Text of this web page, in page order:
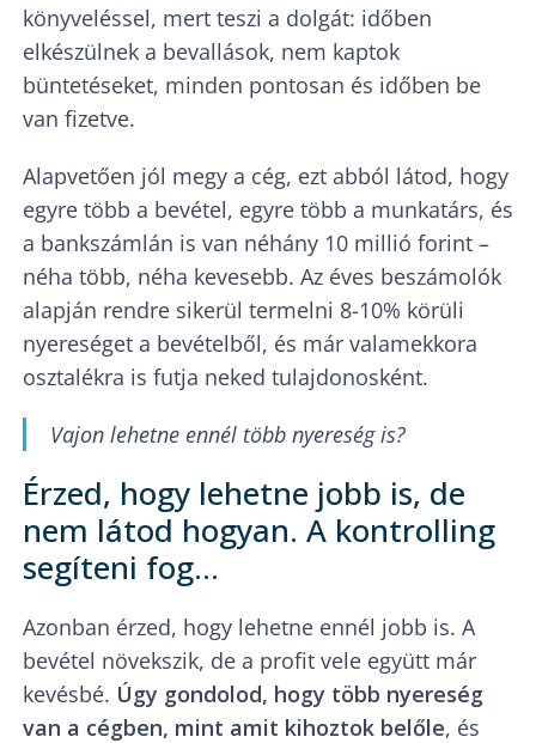
könyveléssel, mert teszi a dolgát: időben
elkészülnek a bevallások, nem kaptok
büntetéseket, minden pontosan és időben be
van fizetve.
Alapvetően jól megy a cég, ezt abból látod, hogy
egyre több a bevétel, egyre több a munkatárs, és
a bankszámlán is van néhány 10 millió forint –
néha több, néha kevesebb. Az éves beszámolók
alapján rendre sikerül termelni 8-10% körüli
nyereséget a bevételből, és már valamekkora
osztalékra is futja neked tulajdonosként.
Vajon lehetne ennél több nyereség is?
Érzed, hogy lehetne jobb is, de
nem látod hogyan. A kontrolling
segíteni fog…
Azonban érzed, hogy lehetne ennél jobb is. A
bevétel növekszik, de a profit vele együtt már
kevésbé. Úgy gondolod, hogy több nyereség
van a cégben, mint amit kihoztok belőle, és